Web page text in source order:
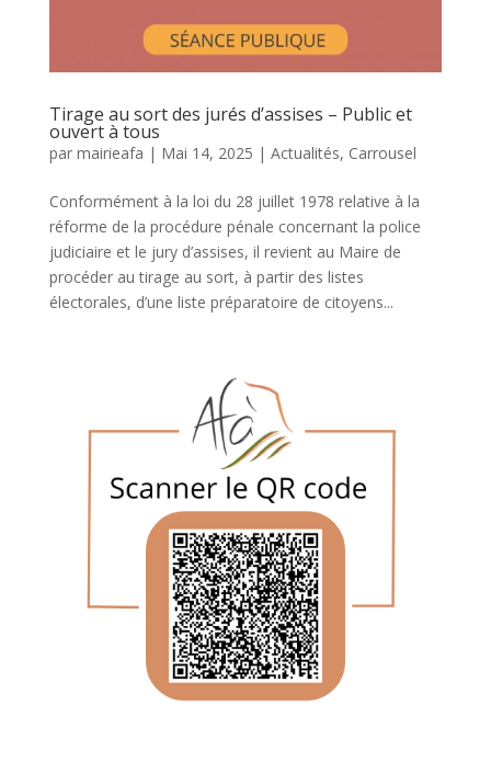
Tirage au sort des jurés d’assises – Public et
ouvert à tous
par mairieafa | Mai 14, 2025 | Actualités, Carrousel
Conformément à la loi du 28 juillet 1978 relative à la
réforme de la procédure pénale concernant la police
judiciaire et le jury d’assises, il revient au Maire de
procéder au tirage au sort, à partir des listes
électorales, d’une liste préparatoire de citoyens...